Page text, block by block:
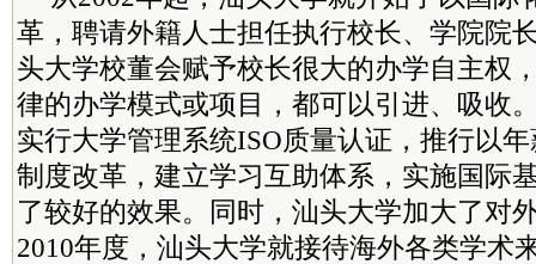
革，聘请外籍人士担任执行校长、学院院
头大学校董会赋予校长很大的办学自主权
律的办学模式或项目，都可以引进、吸收
实行大学管理系统ISO质量认证，推行以
制度改革，建立学习互助体系，实施国际
了较好的效果。同时，汕头大学加大了对
2010年度，汕头大学就接待海外各类学术